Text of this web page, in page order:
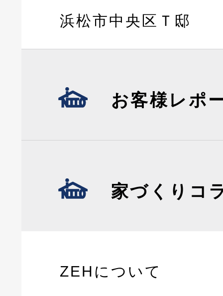
浜松市中央区Ｔ邸
お客様レポ
家づくりコ
ZEHについて